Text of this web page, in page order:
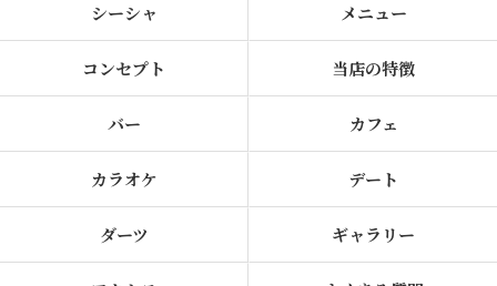
シーシャ メニュー
コンセプト 当店の特徴
バー カフェ
カラオケ デート
ダーツ ギャラリー